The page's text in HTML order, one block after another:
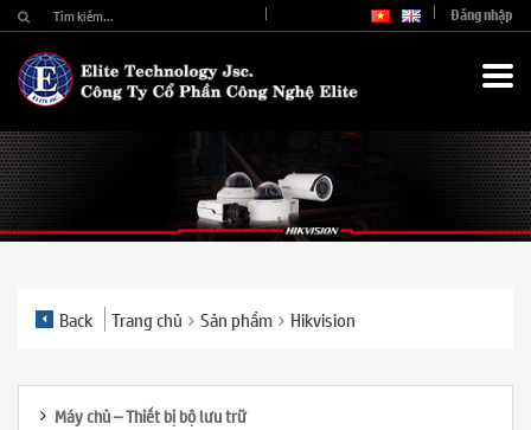
Đăng nhập
Back Trang chủ Sản phẩm Hikvision
Máy chủ – Thiết bị bộ lưu trữ